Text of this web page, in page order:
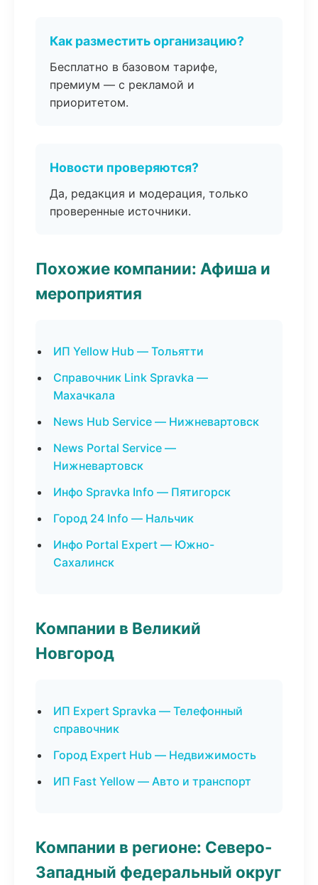
Как разместить организацию?
Бесплатно в базовом тарифе,
премиум — с рекламой и
приоритетом.
Новости проверяются?
Да, редакция и модерация, только
проверенные источники.
Похожие компании: Афиша и
мероприятия
ИП Yellow Hub — Тольятти
Справочник Link Spravka —
Махачкала
News Hub Service — Нижневартовск
News Portal Service —
Нижневартовск
Инфо Spravka Info — Пятигорск
Город 24 Info — Нальчик
Инфо Portal Expert — Южно-
Сахалинск
Компании в Великий
Новгород
ИП Expert Spravka — Телефонный
справочник
Город Expert Hub — Недвижимость
ИП Fast Yellow — Авто и транспорт
Компании в регионе: Северо-
Западный федеральный округ